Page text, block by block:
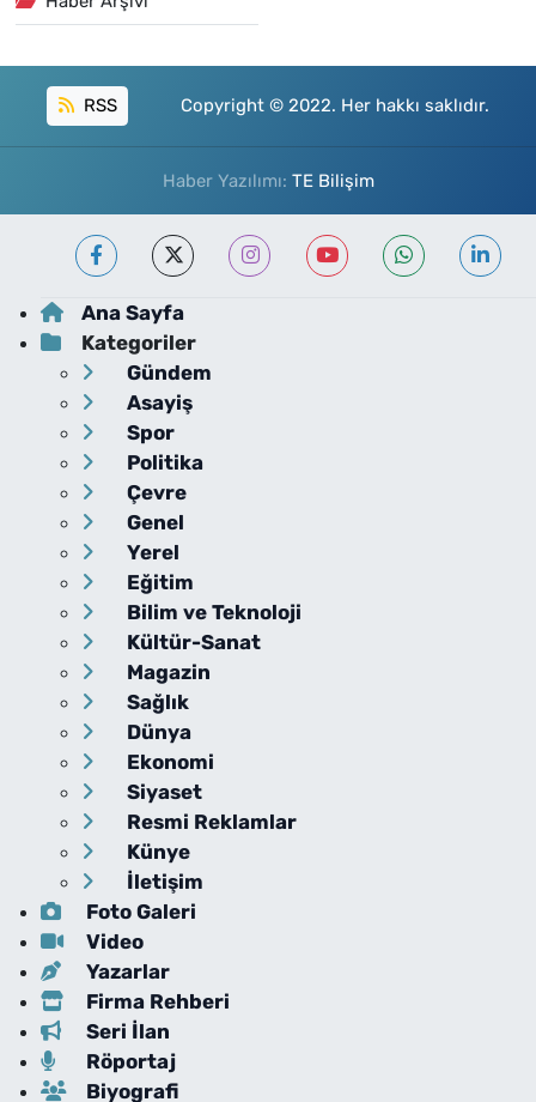
RSS Copyright © 2022. Her hakkı saklıdır.
Haber Yazılımı: TE Bilişim
Ana Sayfa
Kategoriler
Gündem
Asayiş
Spor
Politika
Çevre
Genel
Yerel
Eğitim
Bilim ve Teknoloji
Kültür-Sanat
Magazin
Sağlık
Dünya
Ekonomi
Siyaset
Resmi Reklamlar
Künye
İletişim
Foto Galeri
Video
Yazarlar
Firma Rehberi
Seri İlan
Röportaj
Biyografi